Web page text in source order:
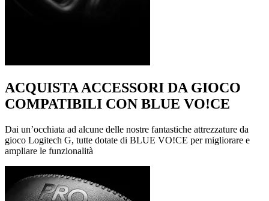
ACQUISTA ACCESSORI DA GIOCO
COMPATIBILI CON BLUE VO!CE
Dai un’occhiata ad alcune delle nostre fantastiche attrezzature da
gioco Logitech G, tutte dotate di BLUE VO!CE per migliorare e
ampliare le funzionalità